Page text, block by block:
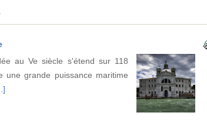
au Ve siècle s'étend sur 118
une grande puissance maritime